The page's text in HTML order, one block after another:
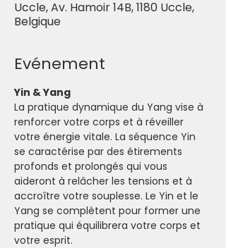
Uccle, Av. Hamoir 14B, 1180 Uccle,
Belgique
Evénement
Yin & Yang
La pratique dynamique du Yang vise à
renforcer votre corps et à réveiller
votre énergie vitale. La séquence Yin
se caractérise par des étirements
profonds et prolongés qui vous
aideront à relâcher les tensions et à
accroître votre souplesse. Le Yin et le
Yang se complètent pour former une
pratique qui équilibrera votre corps et
votre esprit.